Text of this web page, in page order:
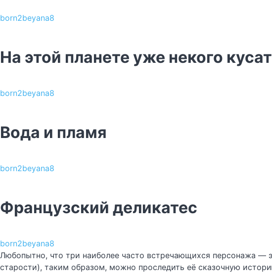
born2beyana8
На этой планете уже некого
born2beyana8
Вода и пламя
born2beyana8
Французский деликатес
born2beyana8
Любопытно, что три наиболее часто встречающихся персонажа —
старости), таким образом, можно проследить её сказочную